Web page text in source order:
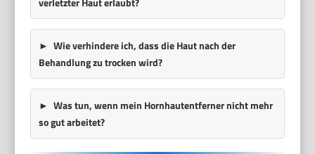
Wie verhindere ich, dass die Haut nach der
Behandlung zu trocken wird?
Was tun, wenn mein Hornhautentferner nicht mehr
so gut arbeitet?